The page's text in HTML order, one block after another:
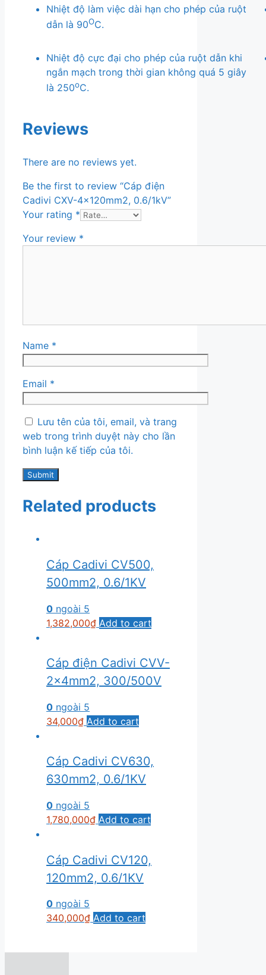
Nhiệt độ làm việc dài hạn cho phép của ruột
dẫn là 90OC.
Nhiệt độ cực đại cho phép của ruột dẫn khi
ngắn mạch trong thời gian không quá 5 giây
là 250oC.
Reviews
There are no reviews yet.
Be the first to review “Cáp điện
Cadivi CXV-4×120mm2, 0.6/1kV”
Your rating *
Your review *
Name *
Email *
Lưu tên của tôi, email, và trang
web trong trình duyệt này cho lần
bình luận kế tiếp của tôi.
Related products
Cáp Cadivi CV500,
500mm2, 0.6/1KV
0 ngoài 5
1,382,000₫ Add to cart
Cáp điện Cadivi CVV-
2×4mm2, 300/500V
0 ngoài 5
34,000₫ Add to cart
Cáp Cadivi CV630,
630mm2, 0.6/1KV
0 ngoài 5
1,780,000₫ Add to cart
Cáp Cadivi CV120,
120mm2, 0.6/1KV
0 ngoài 5
340,000₫ Add to cart